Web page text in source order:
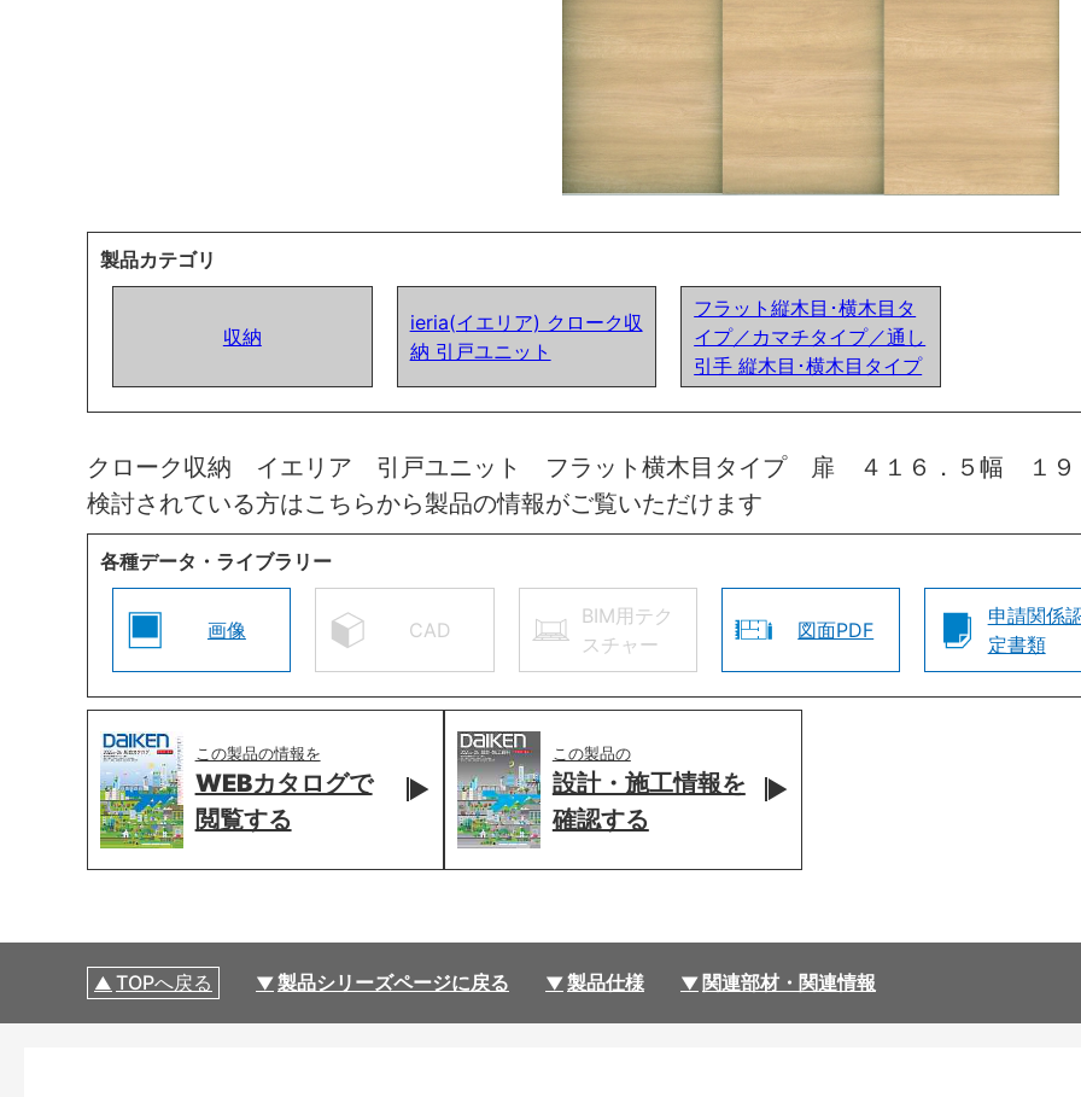
製品カテゴリ
収納
ieria(イエリア) クローク収
納 引戸ユニット
フラット縦木目･横木目タ
イプ／カマチタイプ／通し
引手 縦木目･横木目タイプ
クローク収納 イエリア 引戸ユニット フラット横木目タイプ 扉 ４１６．５幅 １９
検討されている方はこちらから製品の情報がご覧いただけます
各種データ・ライブラリー
画像 CAD
BIM用テク
スチャー
図面PDF
申請関係
定書類
この製品の情報を
WEBカタログで
閲覧する
この製品の
設計・施工情報を
確認する
TOPへ戻る 製品シリーズページに戻る 製品仕様 関連部材・関連情報